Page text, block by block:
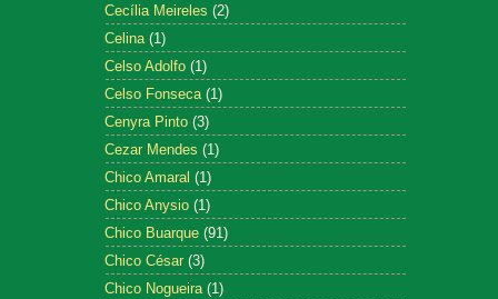
Cecília Meireles (2)
Celina (1)
Celso Adolfo (1)
Celso Fonseca (1)
Cenyra Pinto (3)
Cezar Mendes (1)
Chico Amaral (1)
Chico Anysio (1)
Chico Buarque (91)
Chico César (3)
Chico Nogueira (1)